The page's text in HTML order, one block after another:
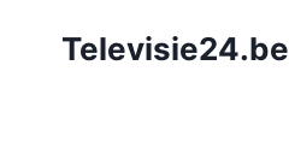
Televisie24.be